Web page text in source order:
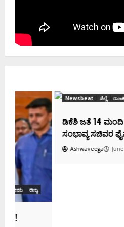
Newsbeat ಜಿಲ್ಲೆ ರಾಜಕೀಯ ರಾಜ್ಯ
ಡಿಕೆಶಿ ಜತೆ 14 ಮಂದಿ
ಸಂಭಾವ್ಯ ಸಚಿವರ ಫೈನಲ್ ಲಿಸ್ಟ್‌!
Ashwaveega June 3, 2026 0